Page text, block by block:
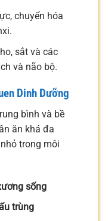
chuyển hóa
sắt và các
và não bộ.
Dinh Dưỡng
bình và bề
ăn khá đa
trong môi
sống
trùng